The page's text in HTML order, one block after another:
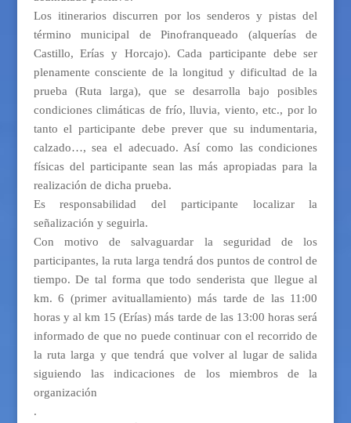
Los itinerarios discurren por los senderos y pistas del
término municipal de Pinofranqueado (alquerías de
Castillo, Erías y Horcajo). Cada participante debe ser
plenamente consciente de la longitud y dificultad de la
prueba (Ruta larga), que se desarrolla bajo posibles
condiciones climáticas de frío, lluvia, viento, etc., por lo
tanto el participante debe prever que su indumentaria,
calzado…, sea el adecuado. Así como las condiciones
físicas del participante sean las más apropiadas para la
realización de dicha prueba.
Es responsabilidad del participante localizar la
señalización y seguirla.
Con motivo de salvaguardar la seguridad de los
participantes, la ruta larga tendrá dos puntos de control de
tiempo. De tal forma que todo senderista que llegue al
km. 6 (primer avituallamiento) más tarde de las 11:00
horas y al km 15 (Erías) más tarde de las 13:00 horas será
informado de que no puede continuar con el recorrido de
la ruta larga y que tendrá que volver al lugar de salida
siguiendo las indicaciones de los miembros de la
organización
.